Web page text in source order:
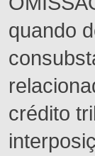
quando
crédito